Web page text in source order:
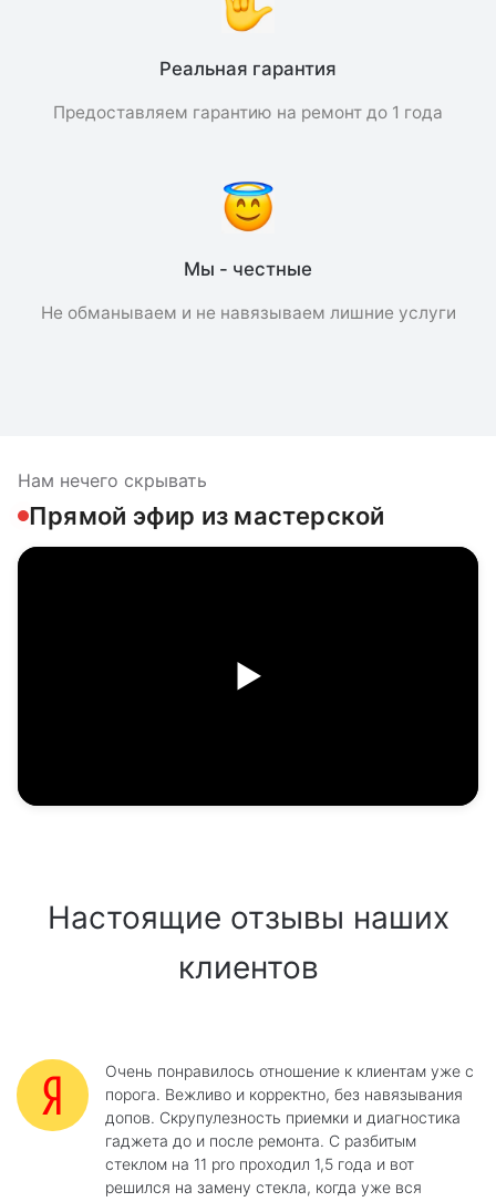
Реальная гарантия
Предоставляем гарантию на ремонт до 1 года
Мы - честные
Не обманываем и не навязываем лишние услуги
Нам нечего скрывать
Прямой эфир из мастерской
▶
Настоящие отзывы наших
клиентов
Очень понравилось отношение к клиентам уже с
порога. Вежливо и корректно, без навязывания
допов. Скрупулезность приемки и диагностика
гаджета до и после ремонта. С разбитым
стеклом на 11 pro проходил 1,5 года и вот
решился на замену стекла, когда уже вся